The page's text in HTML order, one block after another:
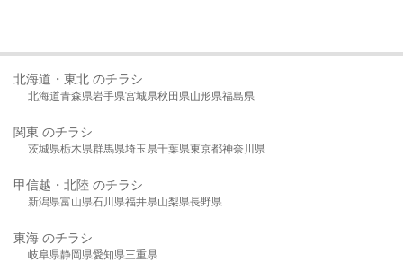
北海道・東北 のチラシ
北海道青森県岩手県宮城県秋田県山形県福島県
関東 のチラシ
茨城県栃木県群馬県埼玉県千葉県東京都神奈川県
甲信越・北陸 のチラシ
新潟県富山県石川県福井県山梨県長野県
東海 のチラシ
岐阜県静岡県愛知県三重県